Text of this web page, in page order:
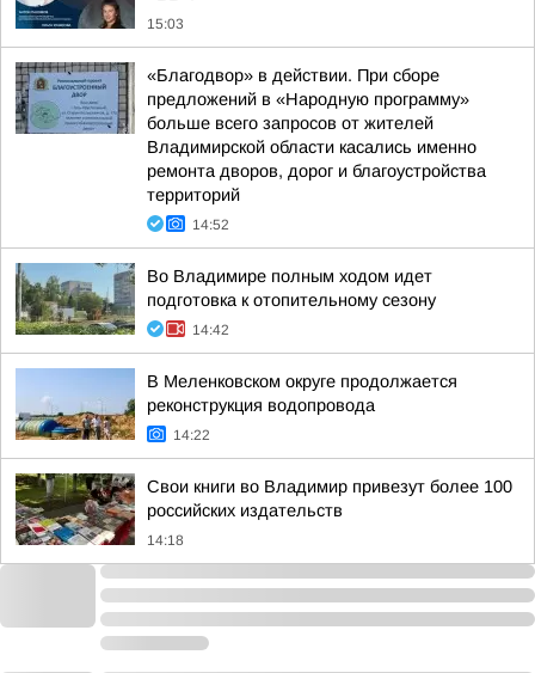
15:03
«Благодвор» в действии. При сборе
предложений в «Народную программу»
больше всего запросов от жителей
Владимирской области касались именно
ремонта дворов, дорог и благоустройства
территорий
14:52
Во Владимире полным ходом идет
подготовка к отопительному сезону
14:42
В Меленковском округе продолжается
реконструкция водопровода
14:22
Свои книги во Владимир привезут более 100
российских издательств
14:18